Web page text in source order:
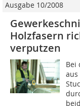
Ausgabe 10/2008
Holzfasern
verputzen
Bei